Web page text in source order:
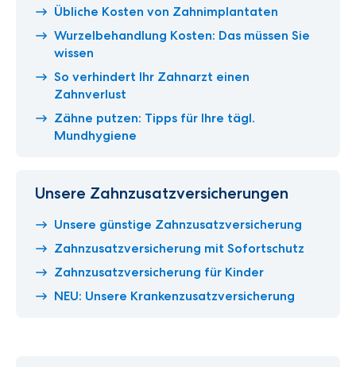
Übliche Kosten von Zahnimplantaten
Wurzelbehandlung Kosten: Das müssen Sie
wissen
So verhindert Ihr Zahnarzt einen
Zahnverlust
Zähne putzen: Tipps für Ihre tägl.
Mundhygiene
Unsere Zahnzusatzversicherungen
Unsere günstige Zahnzusatzversicherung
Zahnzusatzversicherung mit Sofortschutz
Zahnzusatzversicherung für Kinder
NEU: Unsere Krankenzusatzversicherung